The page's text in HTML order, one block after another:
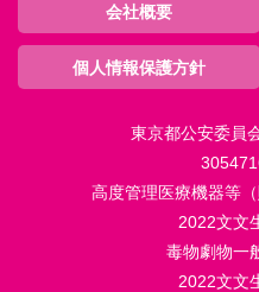
会社概要
個人情報保護方針
東京都公安委員
高度管理医療機器等
2022文文
毒物劇物一
2022文文